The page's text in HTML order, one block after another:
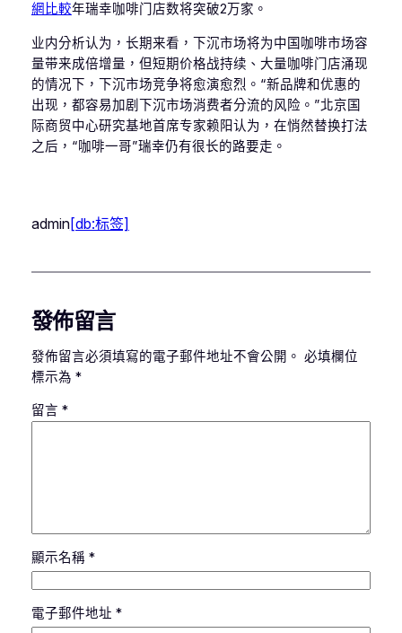
網比較年瑞幸咖啡门店数将突破2万家。
业内分析认为，长期来看，下沉市场将为中国咖啡市场容
量带来成倍增量，但短期价格战持续、大量咖啡门店涌现
的情况下，下沉市场竞争将愈演愈烈。“新品牌和优惠的
出现，都容易加剧下沉市场消费者分流的风险。”北京国
际商贸中心研究基地首席专家赖阳认为，在悄然替换打法
之后，“咖啡一哥”瑞幸仍有很长的路要走。
admin[db:标签]
發佈留言
發佈留言必須填寫的電子郵件地址不會公開。 必填欄位
標示為 *
留言 *
顯示名稱 *
電子郵件地址 *